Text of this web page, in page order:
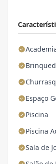
Espaço
Piscina
Piscina
Sala de